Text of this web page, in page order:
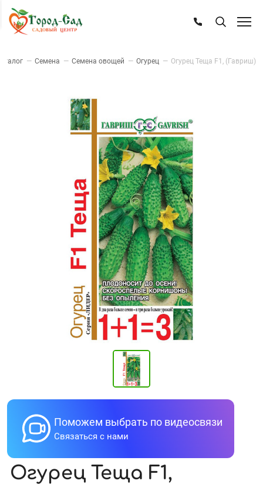
— Семена — Семена овощей — Огурец — Огурец Теща F1, (Гавриш)
Поможем выбрать по видеосвязи
Связаться с нами
Огурец Теща F1,